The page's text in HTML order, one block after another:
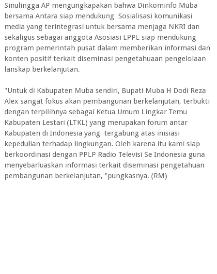
Sinulingga AP mengungkapakan bahwa Dinkominfo Muba
bersama Antara siap mendukung Sosialisasi komunikasi
media yang terintegrasi untuk bersama menjaga NKRI dan
sekaligus sebagai anggota Asosiasi LPPL siap mendukung
program pemerintah pusat dalam memberikan informasi dan
konten positif terkait diseminasi pengetahuaan pengelolaan
lanskap berkelanjutan.
"Untuk di Kabupaten Muba sendiri, Bupati Muba H Dodi Reza
Alex sangat fokus akan pembangunan berkelanjutan, terbukti
dengan terpilihnya sebagai Ketua Umum Lingkar Temu
Kabupaten Lestari (LTKL) yang merupakan forum antar
Kabupaten di Indonesia yang tergabung atas inisiasi
kepedulian terhadap lingkungan. Oleh karena itu kami siap
berkoordinasi dengan PPLP Radio Televisi Se Indonesia guna
menyebarluaskan informasi terkait diseminasi pengetahuan
pembangunan berkelanjutan, "pungkasnya. (RM)